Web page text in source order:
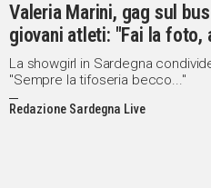
Valeria Marini, gag sul
giovani atleti: "Fai la foto,
La showgirl in Sardegna
"Sempre la tifoseria becco..."
Redazione Sardegna Live